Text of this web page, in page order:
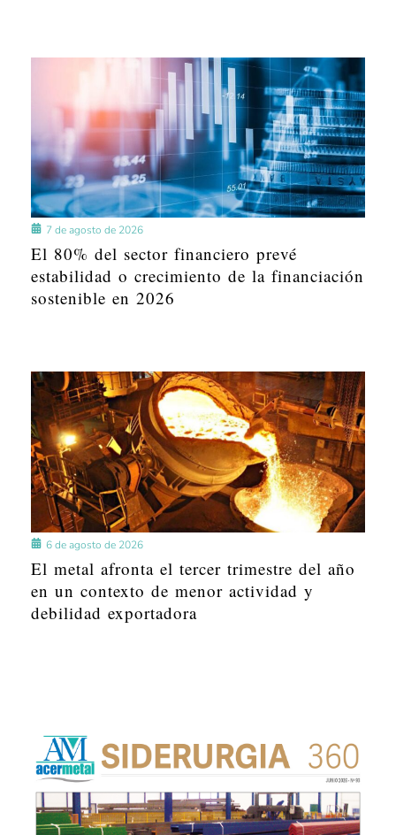
7 de agosto de 2026
El 80% del sector financiero prevé
estabilidad o crecimiento de la financiación
sostenible en 2026
6 de agosto de 2026
El metal afronta el tercer trimestre del año
en un contexto de menor actividad y
debilidad exportadora